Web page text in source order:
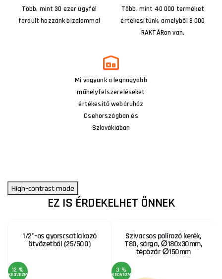
Több, mint 30 ezer ügyfél
fordult hozzánk bizalommal
Több, mint 40 000 terméket
értékesítünk, amelyből 8 000
RAKTÁRon van.
Mi vagyunk a legnagyobb
műhelyfelszereléseket
értékesítő webáruház
Csehországban és
Szlovákiában
High-contrast mode
EZ IS ÉRDEKELHET ÖNNEK
1/2"-os gyorscsatlakozó
ötvözetből (25/500)
12 %
KEDVEZMÉNY
Szivacsos polírozó kerék,
T80, sárga, ∅180x30mm,
tépőzár ∅150mm
3 %
KEDVEZMÉNY